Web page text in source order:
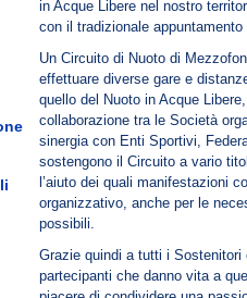
in Acque Libere nel nostro
con il tradizionale
Un Circuito di Nuoto di
effettuare diverse gare e
quello del Nuoto in Acque
collaborazione tra le Società
sinergia con Enti Sportivi,
sostengono il Circuito a vario
l’aiuto dei quali manifestazioni
organizzativo, anche per le
possibili.
Grazie quindi a tutti i
partecipanti che danno vita a